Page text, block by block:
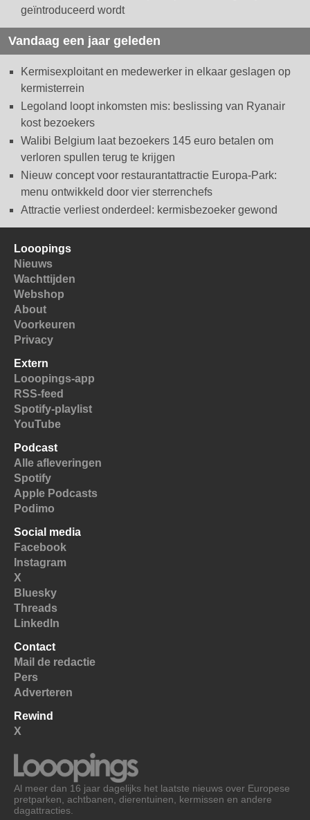
geïntroduceerd wordt
Vandaag een jaar geleden
Kermisexploitant en medewerker in elkaar geslagen op
kermisterrein
Legoland loopt inkomsten mis: beslissing van Ryanair
kost bezoekers
Walibi Belgium laat bezoekers 145 euro betalen om
verloren spullen terug te krijgen
Nieuw concept voor restaurantattractie Europa-Park:
menu ontwikkeld door vier sterrenchefs
Attractie verliest onderdeel: kermisbezoeker gewond
Looopings
Nieuws
Wachttijden
Webshop
About
Voorkeuren
Privacy
Extern
Looopings-app
RSS-feed
Spotify-playlist
YouTube
Podcast
Alle afleveringen
Spotify
Apple Podcasts
Podimo
Social media
Facebook
Instagram
X
Bluesky
Threads
LinkedIn
Contact
Mail de redactie
Pers
Adverteren
Rewind
X
Al meer dan 16 jaar dagelijks het laatste nieuws over Europese
pretparken, achtbanen, dierentuinen, kermissen en andere
dagattracties.